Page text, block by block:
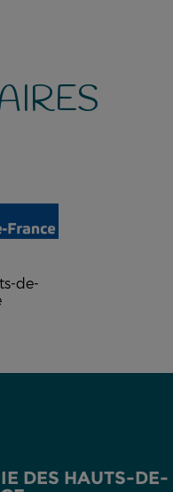
de-
DES HAUTS-DE-